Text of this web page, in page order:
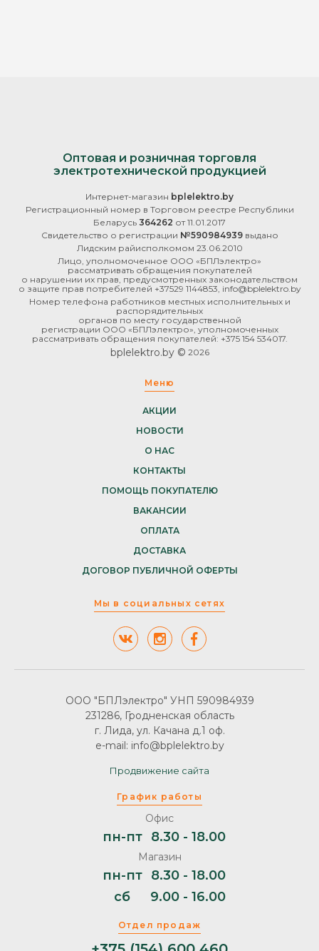
Оптовая и розничная торговля
электротехнической продукцией
Интернет-магазин bplelektro.by
Регистрационный номер в Торговом реестре Республики
Беларусь 364262 от 11.01.2017
Свидетельство о регистрации №590984939выдано
Лидским райисполкомом 23.06.2010
Лицо, уполномоченное ООО «БПЛэлектро»
рассматривать обращения покупателей
о нарушении их прав, предусмотренных законодательством
о защите прав потребителей +37529 1144853, info@bplelektro.by
Номер телефона работников местных исполнительных и
распорядительных
органов по месту государственной
регистрации ООО «БПЛэлектро», уполномоченных
рассматривать обращения покупателей: +375 154 534017.
bplelektro.by © 2026
Меню
АКЦИИ
НОВОСТИ
О НАС
КОНТАКТЫ
ПОМОЩЬ ПОКУПАТЕЛЮ
ВАКАНСИИ
ОПЛАТА
ДОСТАВКА
ДОГОВОР ПУБЛИЧНОЙ ОФЕРТЫ
Мы в социальных сетях
Отдел продаж
График работы
Офис
пн-пт 8.30 - 18.00
Магазин
пн-пт
8.30 - 18.00
сб
9.00 - 16.00
ООО "БПЛэлектро" УНП 590984939
231286, Гродненская область
г. Лида, ул. Качана д.1 оф.
e-mail: info@bplelektro.by
Продвижение сайта